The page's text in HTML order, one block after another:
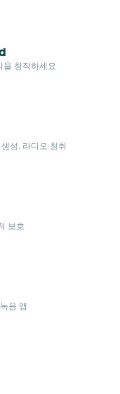
을 창작하세요
성, 라디오 청취
보호
음 앱